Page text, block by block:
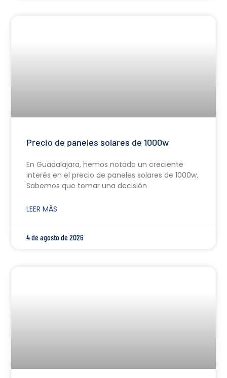
Precio de paneles solares de 1000w
En Guadalajara, hemos notado un creciente
interés en el precio de paneles solares de 1000w.
Sabemos que tomar una decisión
LEER MÁS
4 de agosto de 2026